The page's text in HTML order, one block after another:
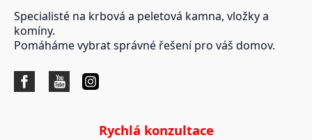
Specialisté na krbová a peletová kamna, vložky a
komíny.
Pomáháme vybrat správné řešení pro váš domov.
Rychlá konzultace